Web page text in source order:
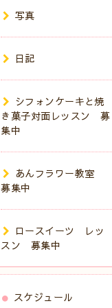
写真
日記
シフォンケーキと焼
き菓子対面レッスン 募
集中
あんフラワー教室
募集中
ロースイーツ レッ
スン 募集中
スケジュール